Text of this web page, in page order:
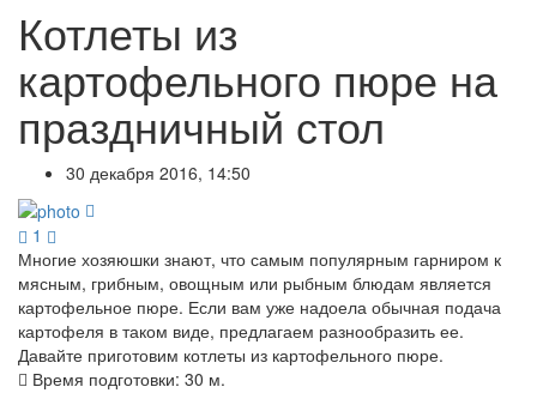
Котлеты из
картофельного пюре на
праздничный стол
30 декабря 2016, 14:50
1
Многие хозяюшки знают, что самым популярным гарниром к
мясным, грибным, овощным или рыбным блюдам является
картофельное пюре. Если вам уже надоела обычная подача
картофеля в таком виде, предлагаем разнообразить ее.
Давайте приготовим котлеты из картофельного пюре.
Время подготовки: 30 м.